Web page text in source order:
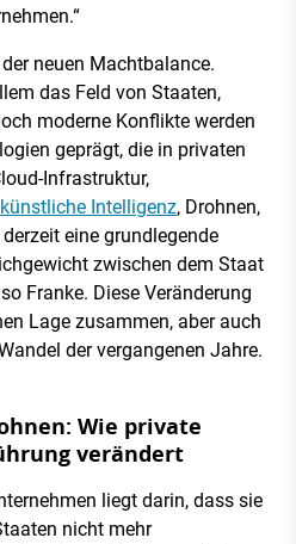
neuen Machtbalance.
das Feld von Staaten,
moderne Konflikte werden
geprägt, die in privaten
Infrastruktur,
künstliche Intelligenz, Drohnen,
derzeit eine grundlegende
zwischen dem Staat
Franke. Diese Veränderung
Lage zusammen, aber auch
der vergangenen Jahre.
Wie private
verändert
liegt darin, dass sie
nicht mehr